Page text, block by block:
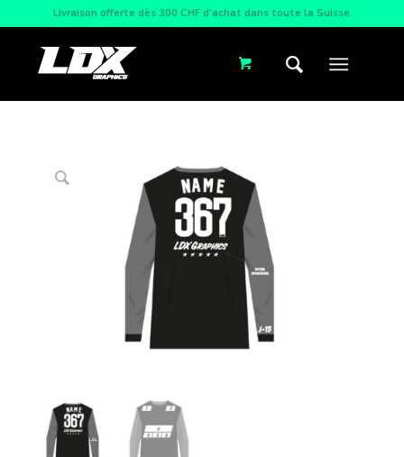
Livraison offerte dès 300 CHF d'achat dans toute la Suisse